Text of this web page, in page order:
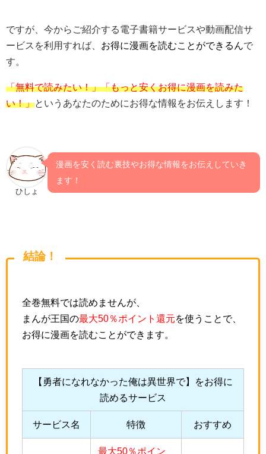
ですが、今からご紹介する電子書籍サービスや動画配信サ
ービスを利用すれば、
お得に漫画を読むことができるん で
す。
「無料で読みたい！」「もっと安くお得に漫画を読みた
い！」というあなたのためにお得な情報をお伝えします！
ひしょ
漫画を安く読む裏技やお得な情報をお伝えしていき
ます！
結論！
全巻無料では読めませんが、
まんが王国の最大50％ポイント還元を使うことで、
お得に漫画を読むことができます。
【勇者になれなかった俺は異世界で】をお得に
読めるサービス
サービス名 特徴 おすすめ
最大50％ポイン